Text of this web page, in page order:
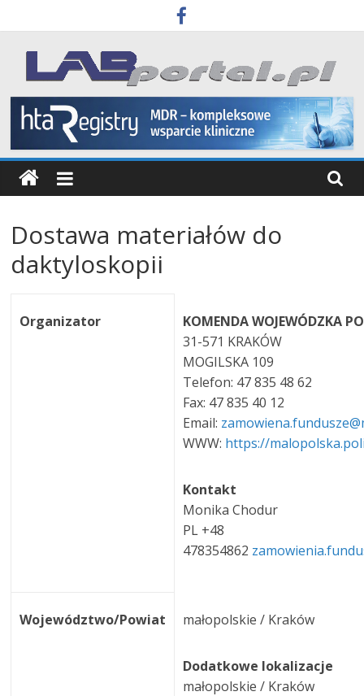
to
content
Labportal
Laboratoria
Aparatura
Badania
Dostawa materiałów do
daktyloskopii
Organizator
KOMENDA WOJEWÓDZKA
31-571 KRAKÓW
MOGILSKA 109
Telefon: 47 835 48 62
Fax: 47 835 40 12
Email:
WWW: https://
Kontakt
Monika Chodur
PL +48
478354862
Województwo/Powiat małopolskie / Kraków
Dodatkowe lokalizacje
małopolskie / Kraków